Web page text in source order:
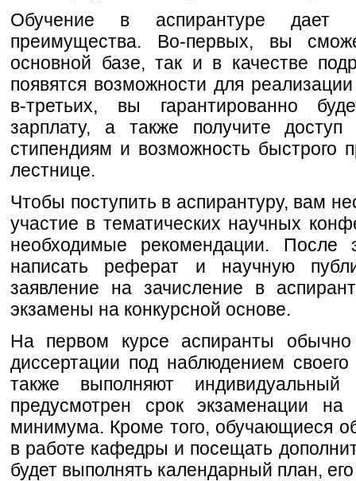
Обучение в аспирантуре дает
преимущества. Во-первых, вы
основной базе, так и в качестве
появятся возможности для
в-третьих, вы гарантированно
зарплату, а также получите
стипендиям и возможность быстрого
лестнице.
Чтобы поступить в аспирантуру, вам
участие в тематических научных
необходимые рекомендации. После
написать реферат и научную
заявление на зачисление в
экзамены на конкурсной основе.
На первом курсе аспиранты
диссертации под наблюдением своего
также выполняют
предусмотрен срок экзаменации на
минимума. Кроме того, обучающиеся
в работе кафедры и посещать
будет выполнять календарный план,